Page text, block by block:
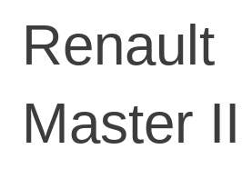
Renault
Master